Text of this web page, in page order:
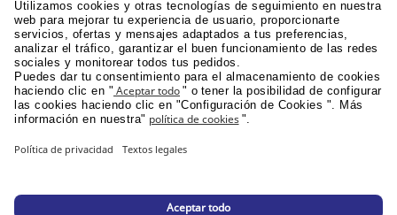
PPU área de clientes
Catálogos y promociones
Documentación corporativa
privacidad|Configuración de la privacidad|
Mapa del sitio web